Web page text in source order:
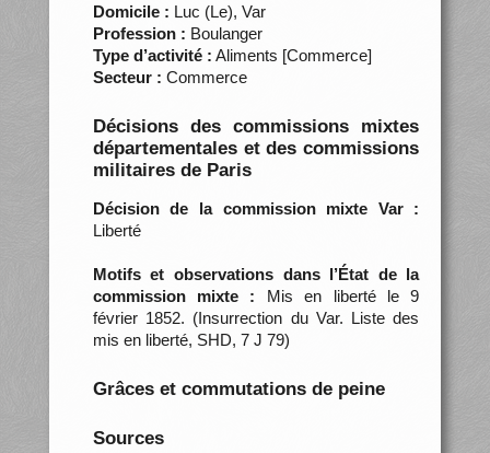
Domicile : Luc (Le), Var
Profession : Boulanger
Type d’activité : Aliments [Commerce]
Secteur : Commerce
Décisions des commissions mixtes
départementales et des commissions
militaires de Paris
Décision de la commission mixte Var :
Liberté
Motifs et observations dans l’État de la
commission mixte : Mis en liberté le 9
février 1852. (Insurrection du Var. Liste des
mis en liberté, SHD, 7 J 79)
Grâces et commutations de peine
Sources